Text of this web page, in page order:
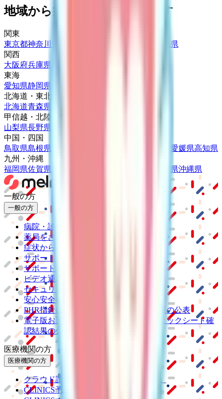
地域から病院・診療所をさがす
関東
東京都神奈川県
群馬県
関西
大阪府兵庫県
東海
愛知県静岡県
北海道・東北
北海道青森県
甲信越・北陸
山梨県長野県
中国・四国
鳥取県島根県 愛媛県高知県
九州・沖縄
福岡県佐賀県 鹿児島県沖縄県
一般の方
一般の方
病院・診療所をさがす
薬局をさがす
症状からさがす
サポート
サポート環境
ビデオ通話の事前テスト
セキュリティの取り組み
安心安全への取り組み
PHR指針に係るチェックシート確認結果の公表
電子版お薬手帳ガイドラインに係るチェックシート確
認結果の公表
医療機関の方
医療機関の方
クラウド診療
CLINICS予約